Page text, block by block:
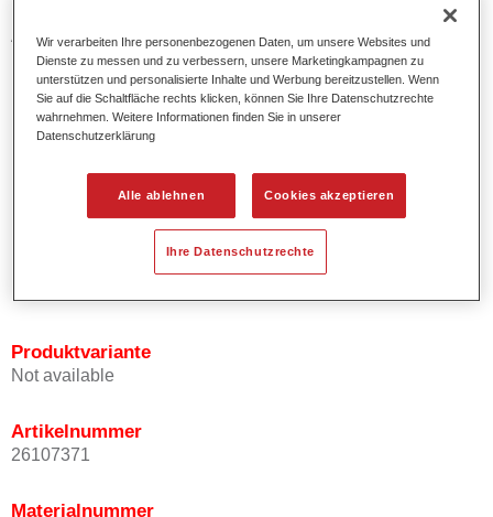
Farbtonausmischung vom hochwertigen Permasolid HS
Autolack 275 mit allen Uni-Farbtönen für die Pkw-
Lackierung.
Produktmerkmale
Erlaubt eine einfache und schnelle Verarbeitung in 1,5
Ermöglicht schnelle Trocknungszeiten.
Bietet ein hohes Deckvermögen.
Besitzt einen exzellenten Decklackstand.
Entspricht den VOC Anforderungen.
Produktvariante
Not available
Artikelnummer
26107371
Materialnummer
Wir verarbeiten Ihre personenbezogenen Daten, um unsere Websites und
Dienste zu messen und zu verbessern, unsere Marketingkampagnen zu
unterstützen und personalisierte Inhalte und Werbung bereitzustellen. Wenn
Sie auf die Schaltfläche rechts klicken, können Sie Ihre Datenschutzrechte
wahrnehmen. Weitere Informationen finden Sie in unserer
Datenschutzerklärung
Alle ablehnen Cookies akzeptieren
Ihre Datenschutzrechte